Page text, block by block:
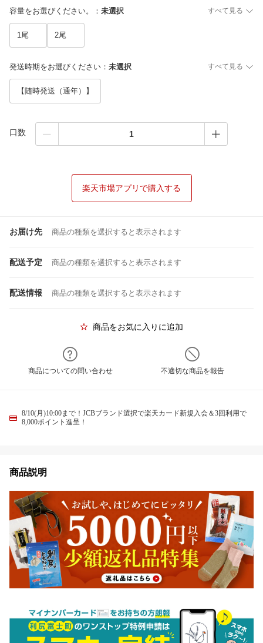
容量をお選びください。 ： 未選択 すべて見る
1尾 2尾
発送時期をお選びください ： 未選択 すべて見る
【随時発送（通年）】
口数
楽天市場アプリで購入する
お届け先 商品の種類を選択すると表示されます
配送予定 商品の種類を選択すると表示されます
配送情報 商品の種類を選択すると表示されます
商品をお気に入りに追加
商品についての問い合わせ 不適切な商品を報告
8/10(月)10:00まで！JCBブランド選択で楽天カード新規入会＆3回利用で
8,000ポイント進呈！
商品説明